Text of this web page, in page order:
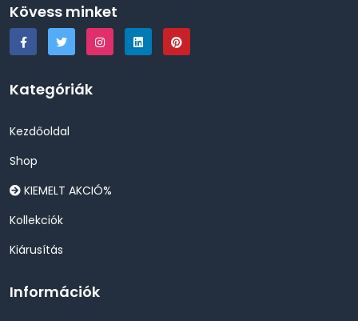
Kövess minket
Kategóriák
Kezdőoldal
Shop
KIEMELT AKCIÓ%
Kollekciók
Kiárusítás
Információk